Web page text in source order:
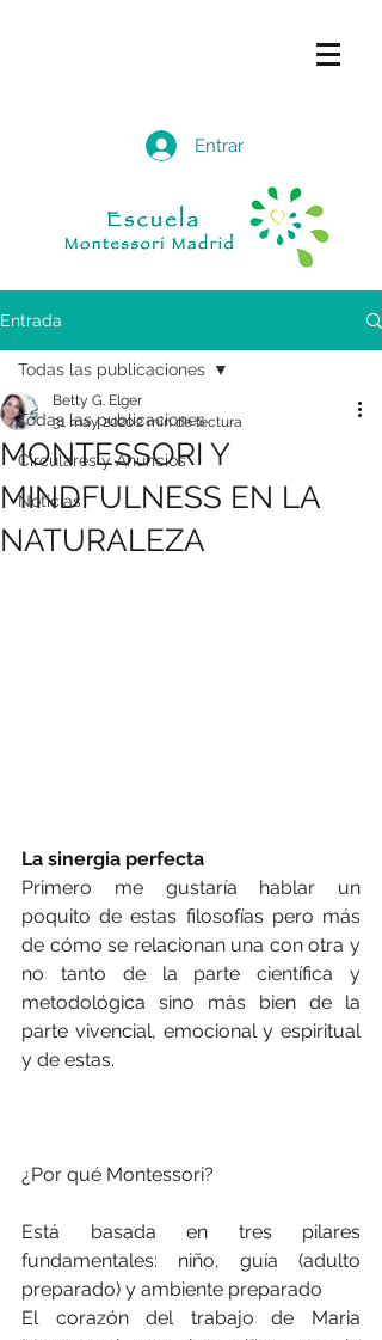
Entrar
Entrada
Todas las publicaciones
Circulares y Anuncios
Noticias
Todas las publicaciones
MONTESSORI Y
MINDFULNESS EN LA
NATURALEZA
Betty G. Elger
31 may 20202 min de lectura
La sinergia perfecta
Primero me gustaría hablar un
poquito de estas filosofías pero más
de cómo se relacionan una con otra y
no tanto de la parte científica y
metodológica sino màs bien de la
parte vivencial, emocional y espiritual
y de estas.
¿Por qué Montessori?
Está basada en tres pilares
fundamentales: niño, guía (adulto
preparado) y ambiente preparado
El corazón del trabajo de Maria